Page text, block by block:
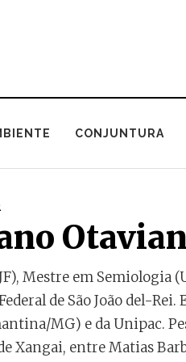
CONJUNTURA
Mestre em Semiologia
de São João del-
MG) e da Unipac.
Xangai, entre Matias